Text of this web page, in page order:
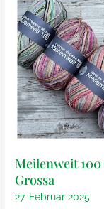
Meilenweit
Grossa
27. Februar 2025